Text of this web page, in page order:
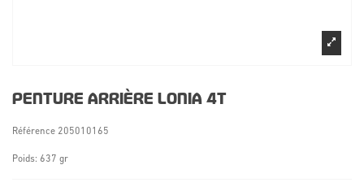
PENTURE ARRIÈRE LONIA 4T
Référence 205010165
Poids: 637 gr